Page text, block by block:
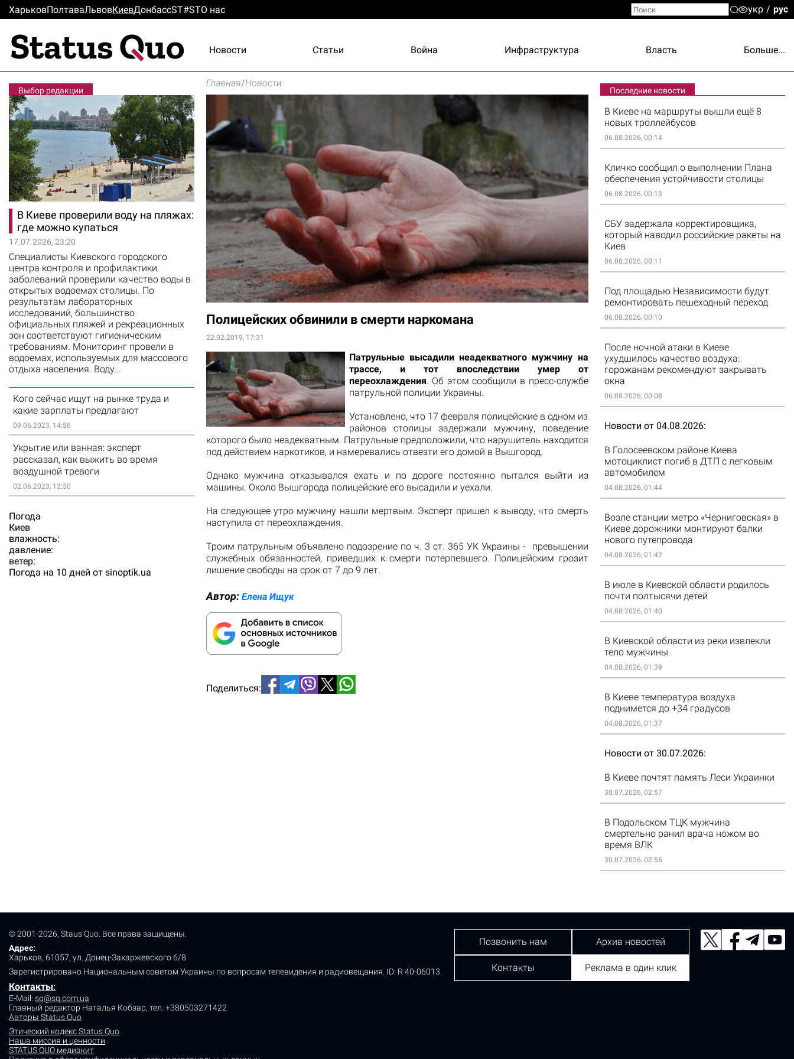
ХарьковПолтаваЛьвовКиевДонбассST#STО нас укр рус
Новости Статьи Война Инфраструктура Власть Больше...
Выбор редакции
В Киеве проверили воду на пляжах:
где можно купаться
17.07.2026, 23:20
Специалисты Киевского городского
центра контроля и профилактики
заболеваний проверили качество воды в
открытых водоемах столицы. По
результатам лабораторных
исследований, большинство
официальных пляжей и рекреационных
зон соответствуют гигиеническим
требованиям. Мониторинг провели в
водоемах, используемых для массового
отдыха населения. Воду…
Кого сейчас ищут на рынке труда и
какие зарплаты предлагают
09.06.2023, 14:56
Укрытие или ванная: эксперт
рассказал, как выжить во время
воздушной тревоги
02.06.2023, 12:50
Погода
Киев
влажность:
давление:
ветер:
Погода на 10 дней от sinoptik.ua
Главная/Новости
Полицейских обвинили в смерти наркомана
22.02.2019, 17:31
Патрульные высадили неадекватного мужчину на
трассе, и тот впоследствии умер от
переохлаждения. Об этом сообщили в пресс-службе
патрульной полиции Украины.
Установлено, что 17 февраля полицейские в одном из
районов столицы задержали мужчину, поведение
которого было неадекватным. Патрульные предположили, что нарушитель находится
под действием наркотиков, и намеревались отвезти его домой в Вышгород.
Однако мужчина отказывался ехать и по дороге постоянно пытался выйти из
машины. Около Вышгорода полицейские его высадили и уехали.
На следующее утро мужчину нашли мертвым. Эксперт пришел к выводу, что смерть
наступила от переохлаждения.
Троим патрульным объявлено подозрение по ч. 3 ст. 365 УК Украины - превышении
служебных обязанностей, приведших к смерти потерпевшего. Полицейским грозит
лишение свободы на срок от 7 до 9 лет.
Автор: Елена Ищук
Поделиться:
Последние новости
В Киеве на маршруты вышли ещё 8
новых троллейбусов
06.08.2026, 00:14
Кличко сообщил о выполнении Плана
обеспечения устойчивости столицы
06.08.2026, 00:13
СБУ задержала корректировщика,
который наводил российские ракеты на
Киев
06.08.2026, 00:11
Под площадью Независимости будут
ремонтировать пешеходный переход
06.08.2026, 00:10
После ночной атаки в Киеве
ухудшилось качество воздуха:
горожанам рекомендуют закрывать
окна
06.08.2026, 00:08
Новости от 04.08.2026
В Голосеевском районе Киева
мотоциклист погиб в ДТП с легковым
автомобилем
04.08.2026, 01:44
Возле станции метро «Черниговская» в
Киеве дорожники монтируют балки
нового путепровода
04.08.2026, 01:42
В июле в Киевской области родилось
почти полтысячи детей
04.08.2026, 01:40
В Киевской области из реки извлекли
тело мужчины
04.08.2026, 01:39
В Киеве температура воздуха
поднимется до +34 градусов
04.08.2026, 01:37
Новости от 30.07.2026
В Киеве почтят память Леси Украинки
30.07.2026, 02:57
В Подольском ТЦК мужчина
смертельно ранил врача ножом во
время ВЛК
30.07.2026, 02:55
© 2001-2026, Staus Quo. Все права защищены.
Адрес:
Харьков, 61057, ул. Донец-Захаржевского 6/8
Зарегистрировано Национальным советом Украины по вопросам телевидения и радиовещания. ID: R 40-06013.
Контакты:
E-Mail: sq@sq.com.ua
Главный редактор Наталья Кобзар, тел. +380503271422
Авторы Status Quo
Этический кодекс Status Quo
Наша миссия и ценности
STATUS QUO медиакит
Позвонить нам Архив новостей
Контакты Реклама в один клик